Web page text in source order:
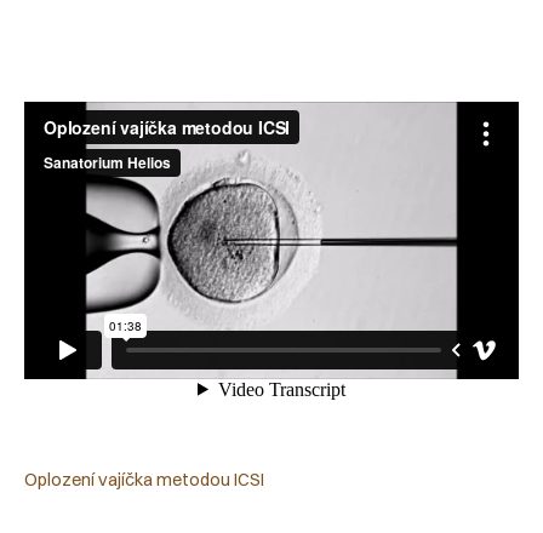
Oplození vajíčka metodou ICSI